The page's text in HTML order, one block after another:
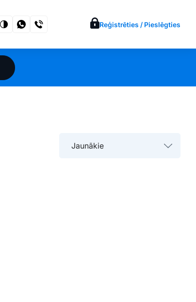
Reģistrēties / Pieslēgties
Jaunākie